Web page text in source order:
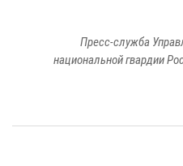
Пресс-служба
национальной гвардии